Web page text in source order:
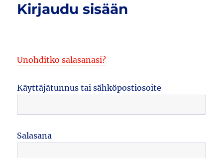
Kirjaudu sisään
Unohditko salasanasi?
Käyttäjätunnus tai sähköpostiosoite
Salasana